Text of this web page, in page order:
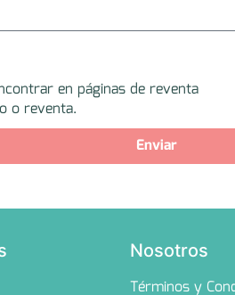
en páginas de reventa
o reventa.
Enviar
Nosotros
Términos y